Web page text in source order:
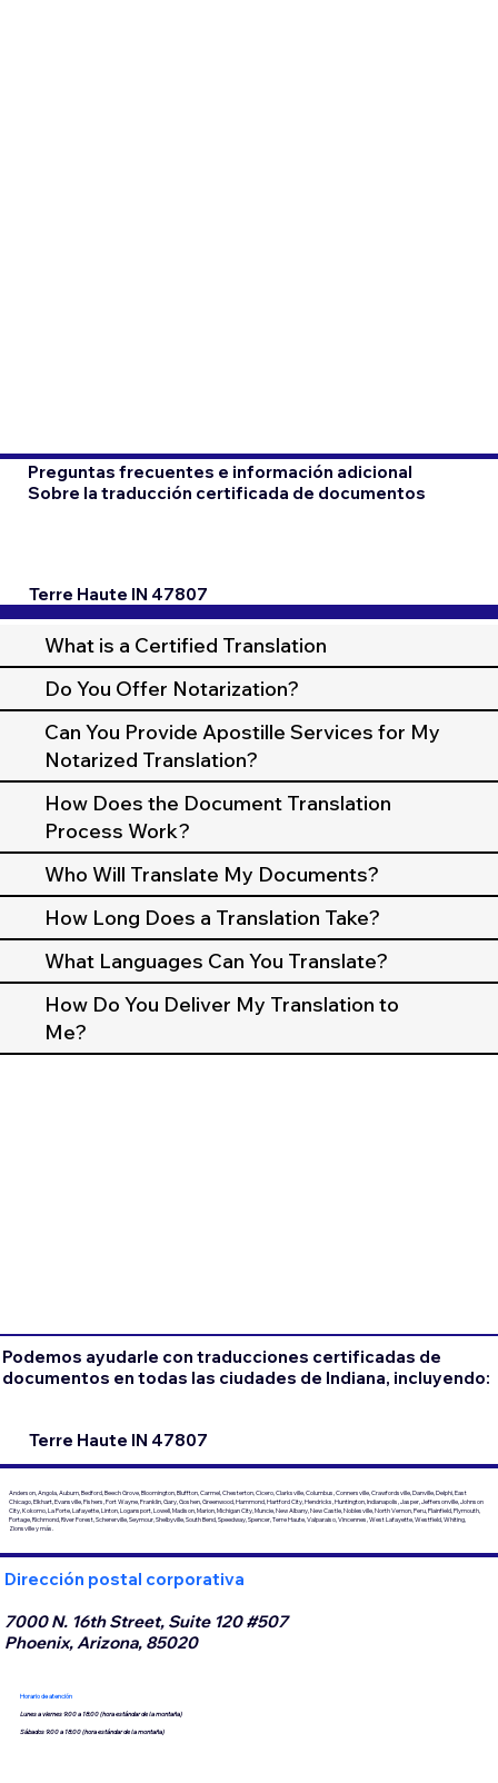
Preguntas frecuentes e información adicional
Sobre la traducción certificada de documentos
Terre Haute IN 47807
What is a Certified Translation
Do You Offer Notarization?
Can You Provide Apostille Services for My
Notarized Translation?
How Does the Document Translation
Process Work?
Who Will Translate My Documents?
How Long Does a Translation Take?
What Languages Can You Translate?
How Do You Deliver My Translation to
Me?
Podemos ayudarle con traducciones certificadas de
documentos en todas las ciudades de Indiana, incluyendo:
Terre Haute IN 47807
Anderson, Angola, Auburn, Bedford, Beech Grove, Bloomington, Bluffton, Carmel, Chesterton, Cicero, Clarksville, Columbus, Connersville, Crawfordsville, Danville, Delphi, East
Chicago, Elkhart, Evansville, Fishers, Fort Wayne, Franklin, Gary, Goshen, Greenwood, Hammond, Hartford City, Hendricks, Huntington, Indianapolis, Jasper, Jeffersonville, Johnson
City, Kokomo, La Porte, Lafayette, Linton, Logansport, Lowell, Madison, Marion, Michigan City, Muncie, New Albany, New Castle, Noblesville, North Vernon, Peru, Plainfield, Plymouth,
Portage, Richmond, River Forest, Schererville, Seymour, Shelbyville, South Bend, Speedway, Spencer, Terre Haute, Valparaiso, Vincennes, West Lafayette, Westfield, Whiting,
Zionsville y más.
Dirección postal corporativa
7000 N. 16th Street, Suite 120 #507
Phoenix, Arizona, 85020
Horario de atención
Lunes a viernes 9:00 a 18:00 (hora estándar de la montaña)
Sábados 9:00 a 18:00 (hora estándar de la montaña)